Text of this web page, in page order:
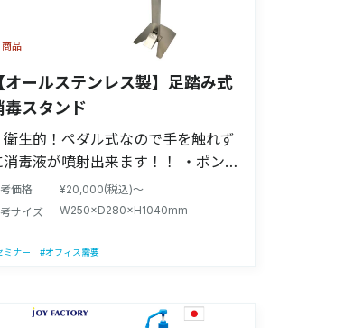
】(看板含む)：幅25cm×奥行28cm×
さ104cm/(看板なし：高さ約92cm)
商品重量】約4.2kg(※消毒液は含み
せん) 【材質】スチール製(ペダル：
テンレス) 【製造国】日本製 【付属
プ固定用マジックテープ、組立用工
、ペダル用シール、四ヶ国語看板シ
ル ※本製品に薬液及びポンプは付属
ません。 ※製品の改良により、予告
：モニターの発色によって色が異な
明～ ①使い方：簡単！足でペダルを
オールステンレス製】足踏み式
毒スタンド
衛生的！ペダル式なので手を触れず
消毒液が噴射出来ます！！ ・ポンプ
トル容器の脱着が簡単！ ・様々なポ
プボトル容器のサイズに対応可(容器
ボトル容器の取付位置で調整可能(容
能 ・設置場所を問いません(※屋内に
価格
¥20,000(税込)～
サイズ
W250×D280×H1040mm
商品
ミナー #オフィス需要